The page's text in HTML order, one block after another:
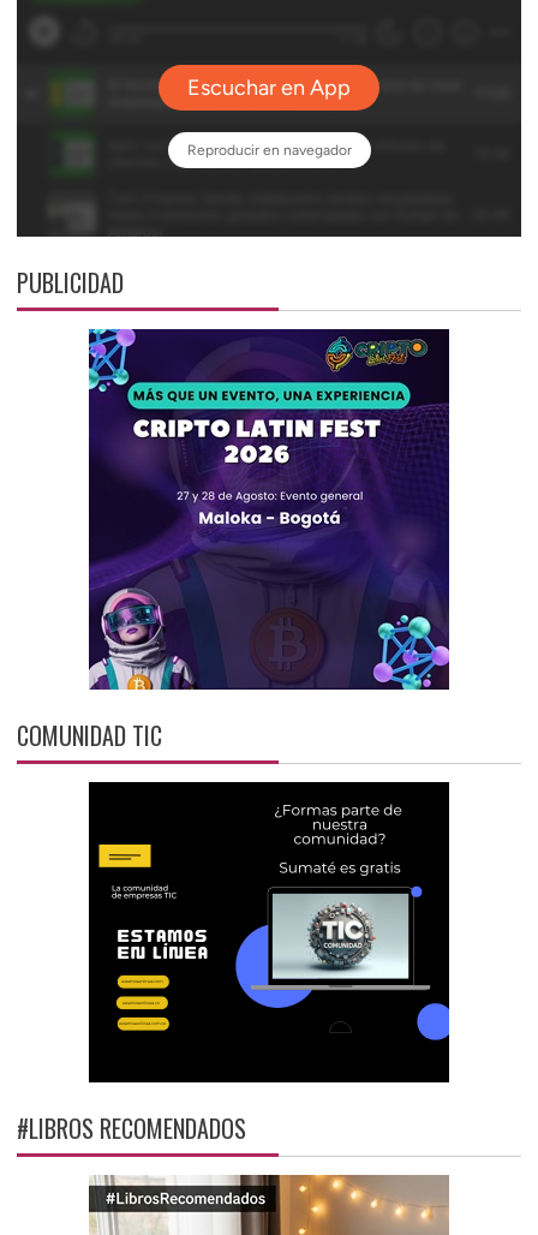
PUBLICIDAD
COMUNIDAD TIC
#LIBROS RECOMENDADOS